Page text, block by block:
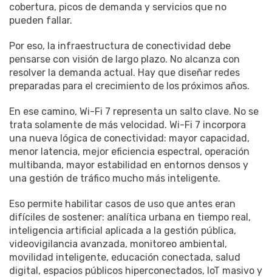
cobertura, picos de demanda y servicios que no
pueden fallar.
Por eso, la infraestructura de conectividad debe
pensarse con visión de largo plazo. No alcanza con
resolver la demanda actual. Hay que diseñar redes
preparadas para el crecimiento de los próximos años.
En ese camino, Wi-Fi 7 representa un salto clave. No se
trata solamente de más velocidad. Wi-Fi 7 incorpora
una nueva lógica de conectividad: mayor capacidad,
menor latencia, mejor eficiencia espectral, operación
multibanda, mayor estabilidad en entornos densos y
una gestión de tráfico mucho más inteligente.
Eso permite habilitar casos de uso que antes eran
difíciles de sostener: analítica urbana en tiempo real,
inteligencia artificial aplicada a la gestión pública,
videovigilancia avanzada, monitoreo ambiental,
movilidad inteligente, educación conectada, salud
digital, espacios públicos hiperconectados, IoT masivo y